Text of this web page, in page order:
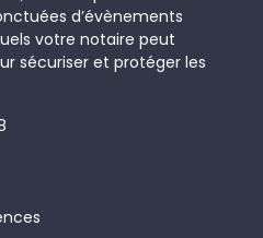
d’évènements
votre notaire peut
sécuriser et protéger les